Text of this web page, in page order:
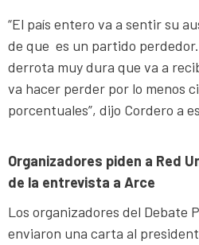
“El país entero va a sentir su
de que es un partido
derrota muy dura que va a
va hacer perder por lo menos
porcentuales”, dijo Cordero a
Organizadores piden a Red
de la entrevista a Arce
Los organizadores del Debate
enviaron una carta al